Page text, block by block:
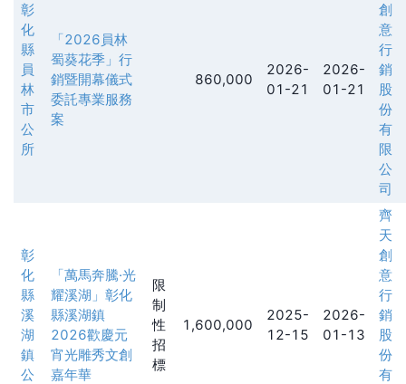
彰
化
縣
員
林
市
公
所
「2026員林
蜀葵花季」行
銷暨開幕儀式
委託專業服務
案
860,000
2026-
01-21
2026-
01-21
創
意
行
銷
股
份
有
限
公
司
彰
化
縣
溪
湖
鎮
公
「萬馬奔騰·光
耀溪湖」彰化
縣溪湖鎮
2026歡慶元
宵光雕秀文創
嘉年華
限
制
性
招
標
1,600,000
2025-
12-15
2026-
01-13
齊
天
創
意
行
銷
股
份
有